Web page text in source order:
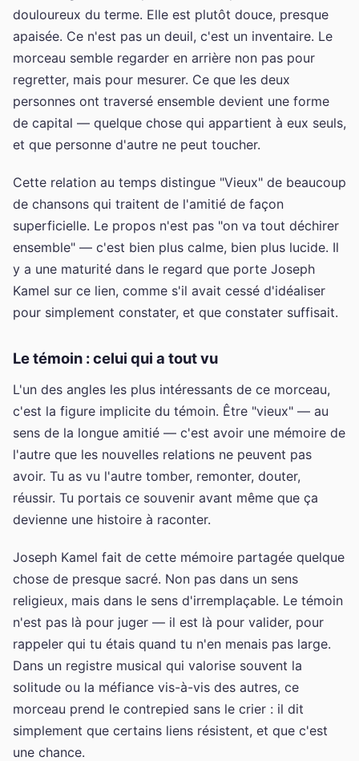
douloureux du terme. Elle est plutôt douce, presque
apaisée. Ce n'est pas un deuil, c'est un inventaire. Le
morceau semble regarder en arrière non pas pour
regretter, mais pour mesurer. Ce que les deux
personnes ont traversé ensemble devient une forme
de capital — quelque chose qui appartient à eux seuls,
et que personne d'autre ne peut toucher.
Cette relation au temps distingue "Vieux" de beaucoup
de chansons qui traitent de l'amitié de façon
superficielle. Le propos n'est pas "on va tout déchirer
ensemble" — c'est bien plus calme, bien plus lucide. Il
y a une maturité dans le regard que porte Joseph
Kamel sur ce lien, comme s'il avait cessé d'idéaliser
pour simplement constater, et que constater suffisait.
Le témoin : celui qui a tout vu
L'un des angles les plus intéressants de ce morceau,
c'est la figure implicite du témoin. Être "vieux" — au
sens de la longue amitié — c'est avoir une mémoire de
l'autre que les nouvelles relations ne peuvent pas
avoir. Tu as vu l'autre tomber, remonter, douter,
réussir. Tu portais ce souvenir avant même que ça
devienne une histoire à raconter.
Joseph Kamel fait de cette mémoire partagée quelque
chose de presque sacré. Non pas dans un sens
religieux, mais dans le sens d'irremplaçable. Le témoin
n'est pas là pour juger — il est là pour valider, pour
rappeler qui tu étais quand tu n'en menais pas large.
Dans un registre musical qui valorise souvent la
solitude ou la méfiance vis-à-vis des autres, ce
morceau prend le contrepied sans le crier : il dit
simplement que certains liens résistent, et que c'est
une chance.